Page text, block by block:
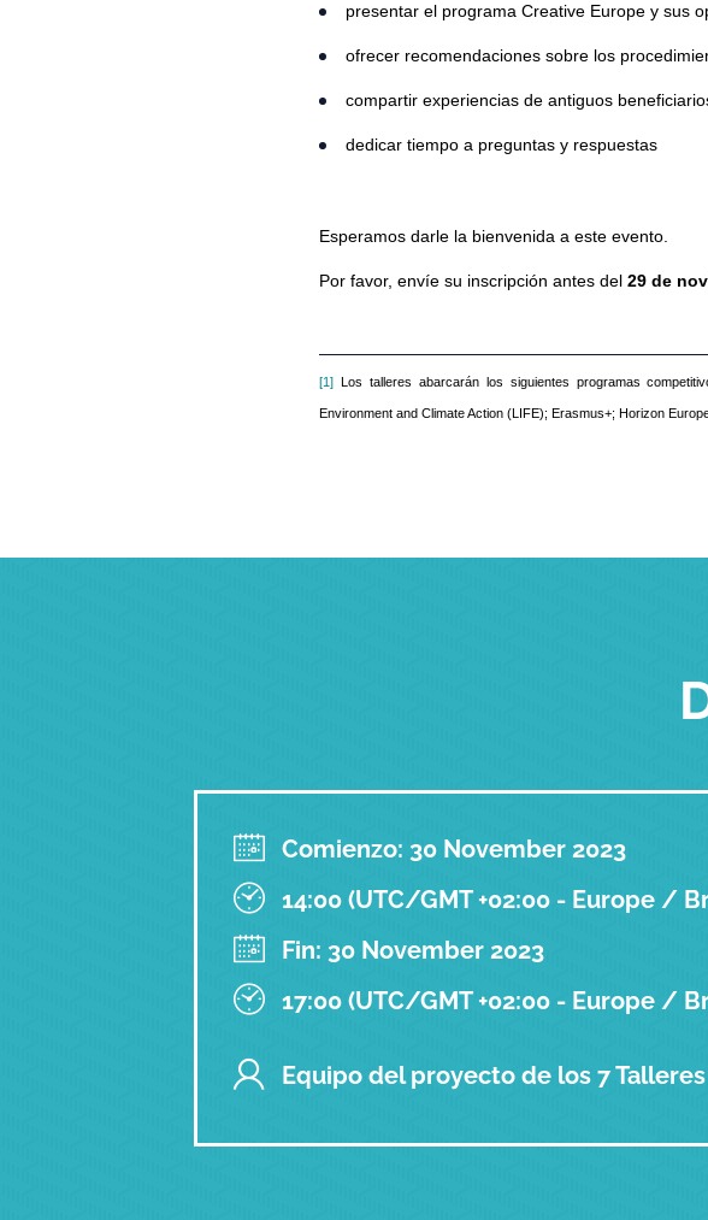
presentar el programa Creative Europe y sus
ofrecer recomendaciones sobre los
compartir experiencias de antiguos
dedicar tiempo a preguntas y respuestas
Esperamos darle la bienvenida a este evento.
Por favor, envíe su inscripción antes del 29 de
[1] Los talleres abarcarán los siguientes programas
Environment and Climate Action (LIFE); Erasmus+; Horizon
Comienzo: 30 November 2023
14:00 (UTC/GMT +02:00 - Europe /
Fin: 30 November 2023
17:00 (UTC/GMT +02:00 - Europe /
Equipo del proyecto de los 7